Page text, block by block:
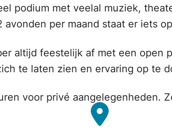
podium met veelal muziek,
per maand staat er iets
altijd feestelijk af met een open
te laten zien en ervaring op te
voor privé aangelegenheden.